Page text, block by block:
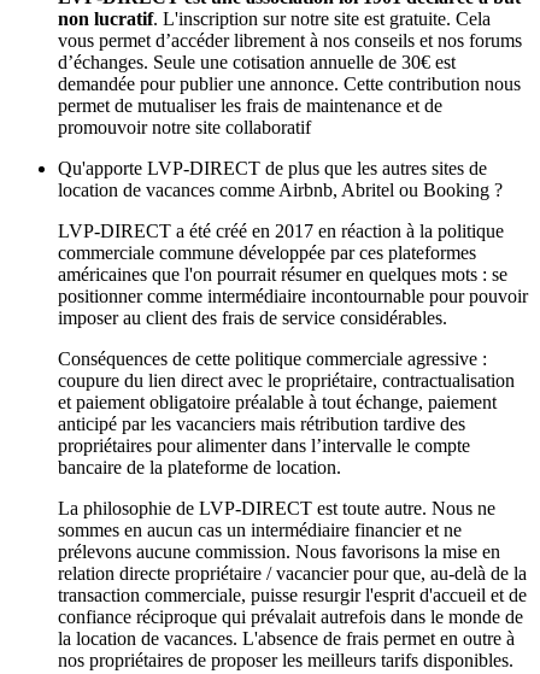
non lucratif. L'inscription sur notre site est gratuite. Cela
vous permet d’accéder librement à nos conseils et nos forums
d’échanges. Seule une cotisation annuelle de 30€ est
demandée pour publier une annonce. Cette contribution nous
permet de mutualiser les frais de maintenance et de
promouvoir notre site collaboratif
Qu'apporte LVP-DIRECT de plus que les autres sites de
location de vacances comme Airbnb, Abritel ou Booking ?
LVP-DIRECT a été créé en 2017 en réaction à la politique
commerciale commune développée par ces plateformes
américaines que l'on pourrait résumer en quelques mots : se
positionner comme intermédiaire incontournable pour pouvoir
imposer au client des frais de service considérables.
Conséquences de cette politique commerciale agressive :
coupure du lien direct avec le propriétaire, contractualisation
et paiement obligatoire préalable à tout échange, paiement
anticipé par les vacanciers mais rétribution tardive des
propriétaires pour alimenter dans l’intervalle le compte
bancaire de la plateforme de location.
La philosophie de LVP-DIRECT est toute autre. Nous ne
sommes en aucun cas un intermédiaire financier et ne
prélevons aucune commission. Nous favorisons la mise en
relation directe propriétaire / vacancier pour que, au-delà de la
transaction commerciale, puisse resurgir l'esprit d'accueil et de
confiance réciproque qui prévalait autrefois dans le monde de
la location de vacances. L'absence de frais permet en outre à
nos propriétaires de proposer les meilleurs tarifs disponibles.